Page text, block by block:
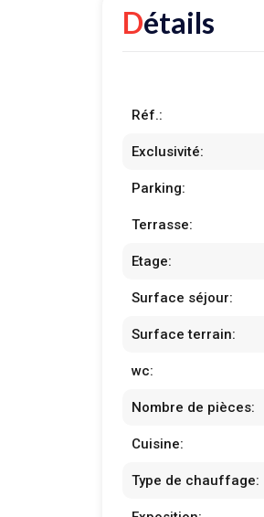
Détails
Réf.:
Exclusivité:
Parking:
Terrasse:
Etage:
Surface séjour:
Surface terrain:
wc:
Nombre de pièces:
Cuisine:
Type de chauffage: